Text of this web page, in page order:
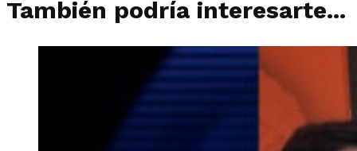
También podría interesarte...